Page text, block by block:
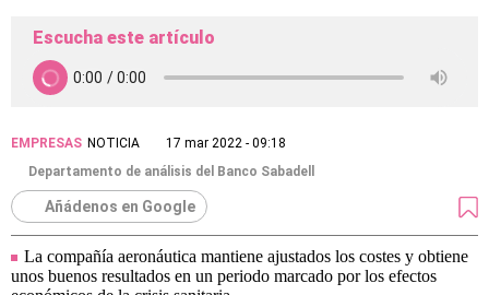
Escucha este artículo
EMPRESAS NOTICIA
17 mar 2022 - 09:18
Departamento de análisis del Banco Sabadell
Añádenos en Google
La compañía aeronáutica mantiene ajustados los costes y obtiene
unos buenos resultados en un periodo marcado por los efectos